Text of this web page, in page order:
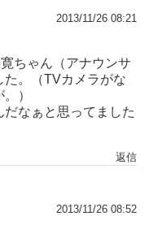
2013/11/26 08:21
ちゃん（アナウンサ
。（TVカメラがな
）
だなぁと思ってました
返信
2013/11/26 08:52